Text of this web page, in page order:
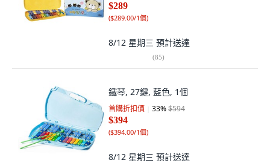
$289
($289.00/1個)
8/12 星期三 預計送達
(85)
鐵琴, 27鍵, 藍色, 1個
首購折扣價 33%$594
$394
($394.00/1個)
8/12 星期三 預計送達